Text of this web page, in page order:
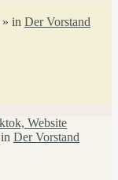
» in Der Vorstand
Website
Der Vorstand